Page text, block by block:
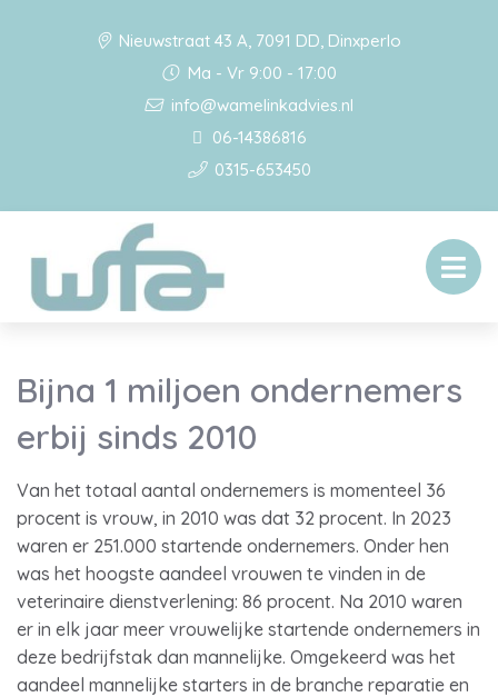
Nieuwstraat 43 A, 7091 DD, Dinxperlo
Ma - Vr 9:00 - 17:00
info@wamelinkadvies.nl
06-14386816
0315-653450
Bijna 1 miljoen ondernemers
erbij sinds 2010
Van het totaal aantal ondernemers is momenteel 36
procent is vrouw, in 2010 was dat 32 procent. In 2023
waren er 251.000 startende ondernemers. Onder hen
was het hoogste aandeel vrouwen te vinden in de
veterinaire dienstverlening: 86 procent. Na 2010 waren
er in elk jaar meer vrouwelijke startende ondernemers in
deze bedrijfstak dan mannelijke. Omgekeerd was het
aandeel mannelijke starters in de branche reparatie en